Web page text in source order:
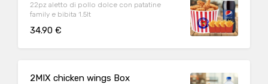
22pz aletto di pollo dolce con patatine
family e bibita 1.5lt
34.90 €
2MIX chicken wings Box